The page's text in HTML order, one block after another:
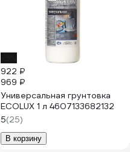
922 ₽
969 ₽
Универсальная грунтовка
ECOLUX 1 л 4607133682132
5(25)
В корзину